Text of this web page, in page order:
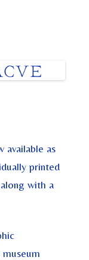
available as
printed
with a